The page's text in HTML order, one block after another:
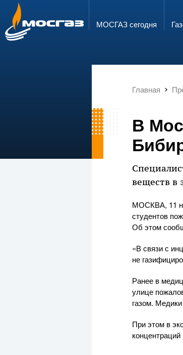
ГОРЯЧАЯ ЛИНИЯ
8 800 700 71 04 МОСГАЗ сегодня
Главная
В
веществ в
МОСКВА, 11
студентов
Об этом
«В связи с
не
Ранее в
улице
газом.
При этом в